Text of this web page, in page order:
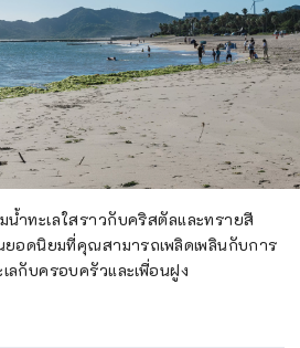
ำทะเลใสราวกับคริสตัลและทรายสี
อดนิยมที่คุณสามารถเพลิดเพลินกับการ
ลกับครอบครัวและเพื่อนฝูง